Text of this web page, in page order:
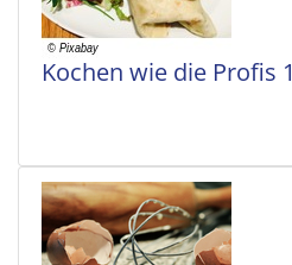
Kochen wie die Profis 1